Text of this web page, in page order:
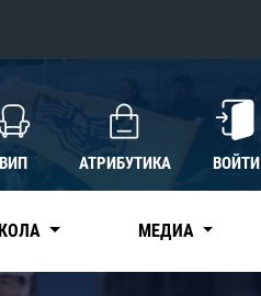
ВИП АТРИБУТИКА ВОЙТИ
МЕДИА